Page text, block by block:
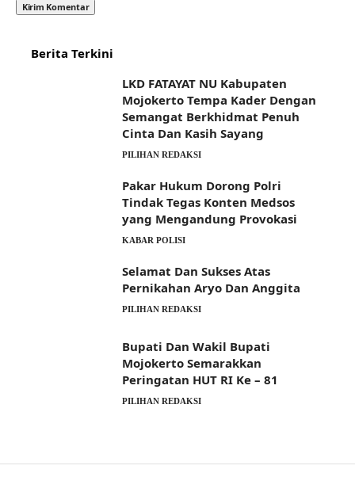
Berita Terkini
LKD FATAYAT NU Kabupaten
Mojokerto Tempa Kader Dengan
Semangat Berkhidmat Penuh
Cinta Dan Kasih Sayang
PILIHAN REDAKSI
Pakar Hukum Dorong Polri
Tindak Tegas Konten Medsos
yang Mengandung Provokasi
KABAR POLISI
Selamat Dan Sukses Atas
Pernikahan Aryo Dan Anggita
PILIHAN REDAKSI
Bupati Dan Wakil Bupati
Mojokerto Semarakkan
Peringatan HUT RI Ke – 81
PILIHAN REDAKSI